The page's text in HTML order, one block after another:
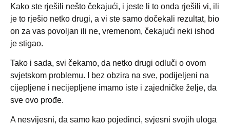
Kako ste rješili nešto čekajući, i jeste li to onda rješili vi, ili
je to rješio netko drugi, a vi ste samo dočekali rezultat, bio
on za vas povoljan ili ne, vremenom, čekajući neki ishod
je stigao.
Tako i sada, svi čekamo, da netko drugi odluči o ovom
svjetskom problemu. I bez obzira na sve, podijeljeni na
cijepljene i necijepljene imamo iste i zajedničke želje, da
sve ovo prođe.
A nesvijesni, da samo kao pojedinci, svjesni svojih uloga